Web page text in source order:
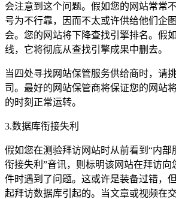
会注意到这个问题。假如您的网站常常
号为不行靠，因而不太或许供给他们企
会。您的网站将下降查找引擎排名。假
线，它将彻底从查找引擎成果中删去。
当四处寻找网站保管服务供给商时，请
司。最好的网站保管商将保证您的网站
的时刻正常运转。
3.数据库衔接失利
假如您在测验拜访网站时从前看到“内部
衔接失利”音讯，则标明该网站在拜访向
件时遇到了问题。这或许是装备过错，
起拜访数据库引起的。当文章或视频在